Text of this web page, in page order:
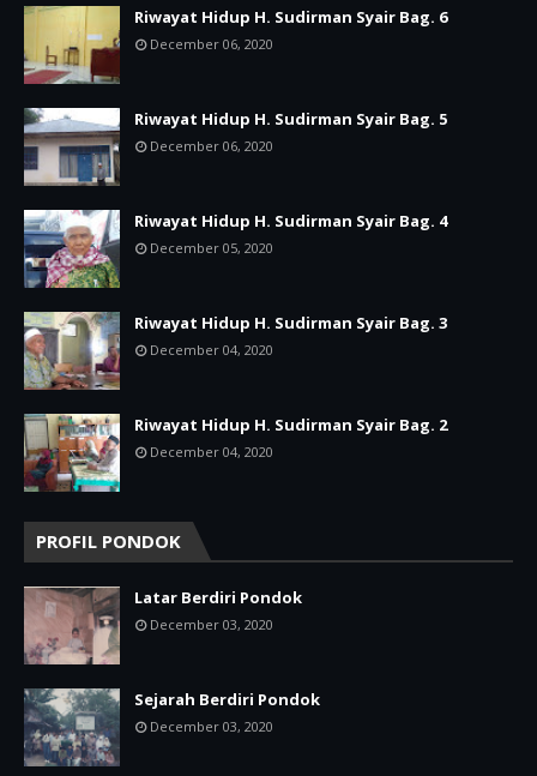
Riwayat Hidup H. Sudirman Syair Bag. 6
December 06, 2020
Riwayat Hidup H. Sudirman Syair Bag. 5
December 06, 2020
Riwayat Hidup H. Sudirman Syair Bag. 4
December 05, 2020
Riwayat Hidup H. Sudirman Syair Bag. 3
December 04, 2020
Riwayat Hidup H. Sudirman Syair Bag. 2
December 04, 2020
PROFIL PONDOK
Latar Berdiri Pondok
December 03, 2020
Sejarah Berdiri Pondok
December 03, 2020